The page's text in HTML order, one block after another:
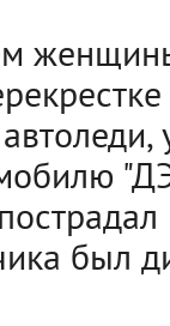
был